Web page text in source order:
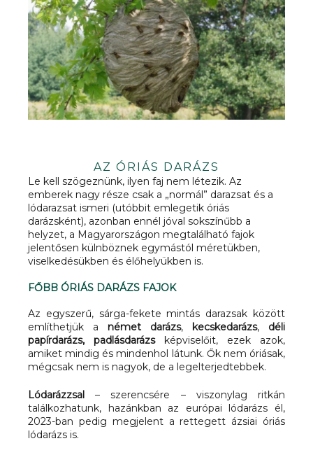
AZ ÓRIÁS DARÁZS
Le kell szögeznünk, ilyen faj nem létezik. Az
emberek nagy része csak a „normál” darazsat és a
lódarazsat ismeri (utóbbit emlegetik óriás
darázsként), azonban ennél jóval sokszínűbb a
helyzet, a Magyarországon megtalálható fajok
jelentősen külnböznek egymástól méretükben,
viselkedésükben és élőhelyükben is.
FŐBB ÓRIÁS DARÁZS FAJOK
Az egyszerű, sárga-fekete mintás darazsak között
említhetjük a német darázs, kecskedarázs, déli
papírdarázs, padlásdarázsképviselőit, ezek azok,
amiket mindig és mindenhol látunk. Ők nem óriásak,
mégcsak nem is nagyok, de a legelterjedtebbek.
Lódarázzsal – szerencsére – viszonylag ritkán
találkozhatunk, hazánkban az európai lódarázs él,
2023-ban pedig megjelent a rettegett ázsiai óriás
lódarázs is.